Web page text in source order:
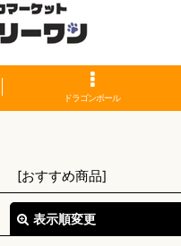
ドラゴンボール
[おすすめ商品]
表示順変更